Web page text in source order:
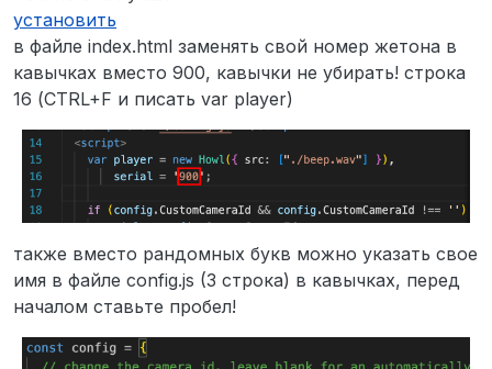
установить
в файле index.html заменять свой номер жетона в
кавычках вместо 900, кавычки не убирать! строка
16 (CTRL+F и писать var player)
также вместо рандомных букв можно указать свое
имя в файле config.js (3 строка) в кавычках, перед
началом ставьте пробел!